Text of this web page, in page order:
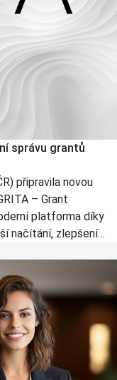
správu grantů
připravila novou
– Grant
platforma díky
načítání, zlepšení
na adrese
správu grantových
tisíců návrhů
soutěží GA ČR,“ říká
navazuje na systém
neztratí ani
Mezi novinky, které